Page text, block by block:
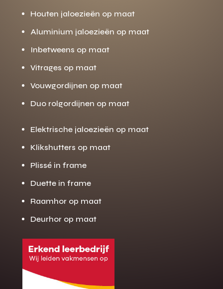
Gratis offerte
Houten jaloezieën op maat
Aluminium jaloezieën op maat
Inbetweens op maat
Vitrages op maat
Vouwgordijnen op maat
Duo rolgordijnen op maat
Elektrische jaloezieën op maat
Klikshutters op maat
Plissé in frame
Duette in frame
Raamhor op maat
Deurhor op maat